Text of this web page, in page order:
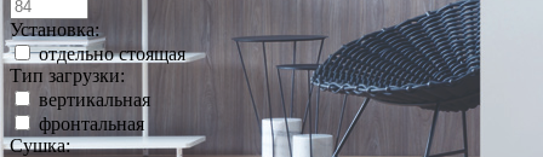
Установка:
отдельно стоящая
Тип загрузки:
вертикальная
фронтальная
Сушка: